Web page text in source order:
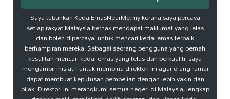
Saya tubuhkan KedaiEmasNearMe.my kerana saya percaya
setiap rakyat Malaysia berhak mendapat maklumat yang jelas
dan boleh dipercayai untuk mencari kedai emas terbaik
berhampiran mereka. Sebagai seorang pengguna yang pernah
kesulitan mencari kedai emas yang telus dan berkualiti, saya
mengambil inisiatif untuk membina direktori ini agar orang ramai
dapat membuat keputusan pembelian dengan lebih yakin dan
bijak. Direktori ini merangkumi semua negeri di Malaysia, lengkap